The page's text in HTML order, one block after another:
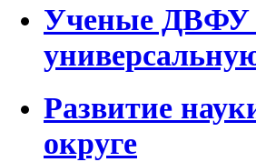
Ученые ДВФУ
Развитие
округе